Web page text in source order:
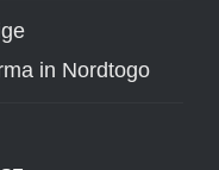
in Nordtogo